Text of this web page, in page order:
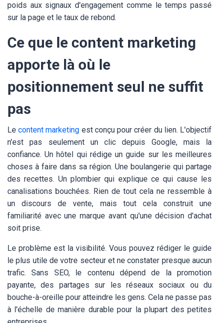
poids aux signaux d'engagement comme le temps passé
sur la page et le taux de rebond.
Ce que le content marketing
apporte là où le
positionnement seul ne suffit
pas
Lecontent marketing est conçu pour créer du lien. L'objectif
n'est pas seulement un clic depuis Google, mais la
confiance. Un hôtel qui rédige un guide sur les meilleures
choses à faire dans sa région. Une boulangerie qui partage
des recettes. Un plombier qui explique ce qui cause les
canalisations bouchées. Rien de tout cela ne ressemble à
un discours de vente, mais tout cela construit une
familiarité avec une marque avant qu'une décision d'achat
soit prise.
Le problème est la visibilité. Vous pouvez rédiger le guide
le plus utile de votre secteur et ne constater presque aucun
trafic. Sans SEO, le contenu dépend de la promotion
payante, des partages sur les réseaux sociaux ou du
bouche-à-oreille pour atteindre les gens. Cela ne passe pas
à l'échelle de manière durable pour la plupart des petites